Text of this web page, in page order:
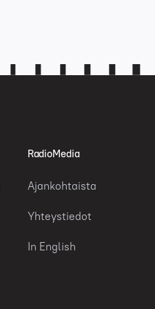
RadioMedia
Ajankohtaista
Yhteystiedot
In English